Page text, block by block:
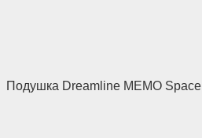
Подушка Dreamline MEMO Space